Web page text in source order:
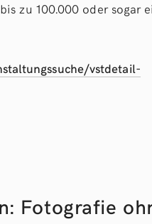
zu 100.000 oder sogar
vstdetail-
Fotografie